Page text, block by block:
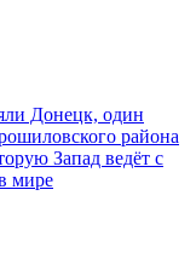
Донецк, один
района
Запад ведёт с
мире